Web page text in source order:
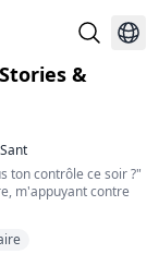
&
ton contrôle ce soir ?"
m'appuyant contre